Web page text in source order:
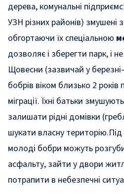
дерева, комунальні
УЗН різних районів) змушені
обгортаючи їх спеціальною
дозволяє і зберегти парк, і
Щовесни (зазвичай у
бобрів віком близько 2 років
міграції. Їхні батьки
залишати рідні домівки
шукати власну
молоді бобри можуть
асфальту, зайти у двори
потрапити в небезпечні